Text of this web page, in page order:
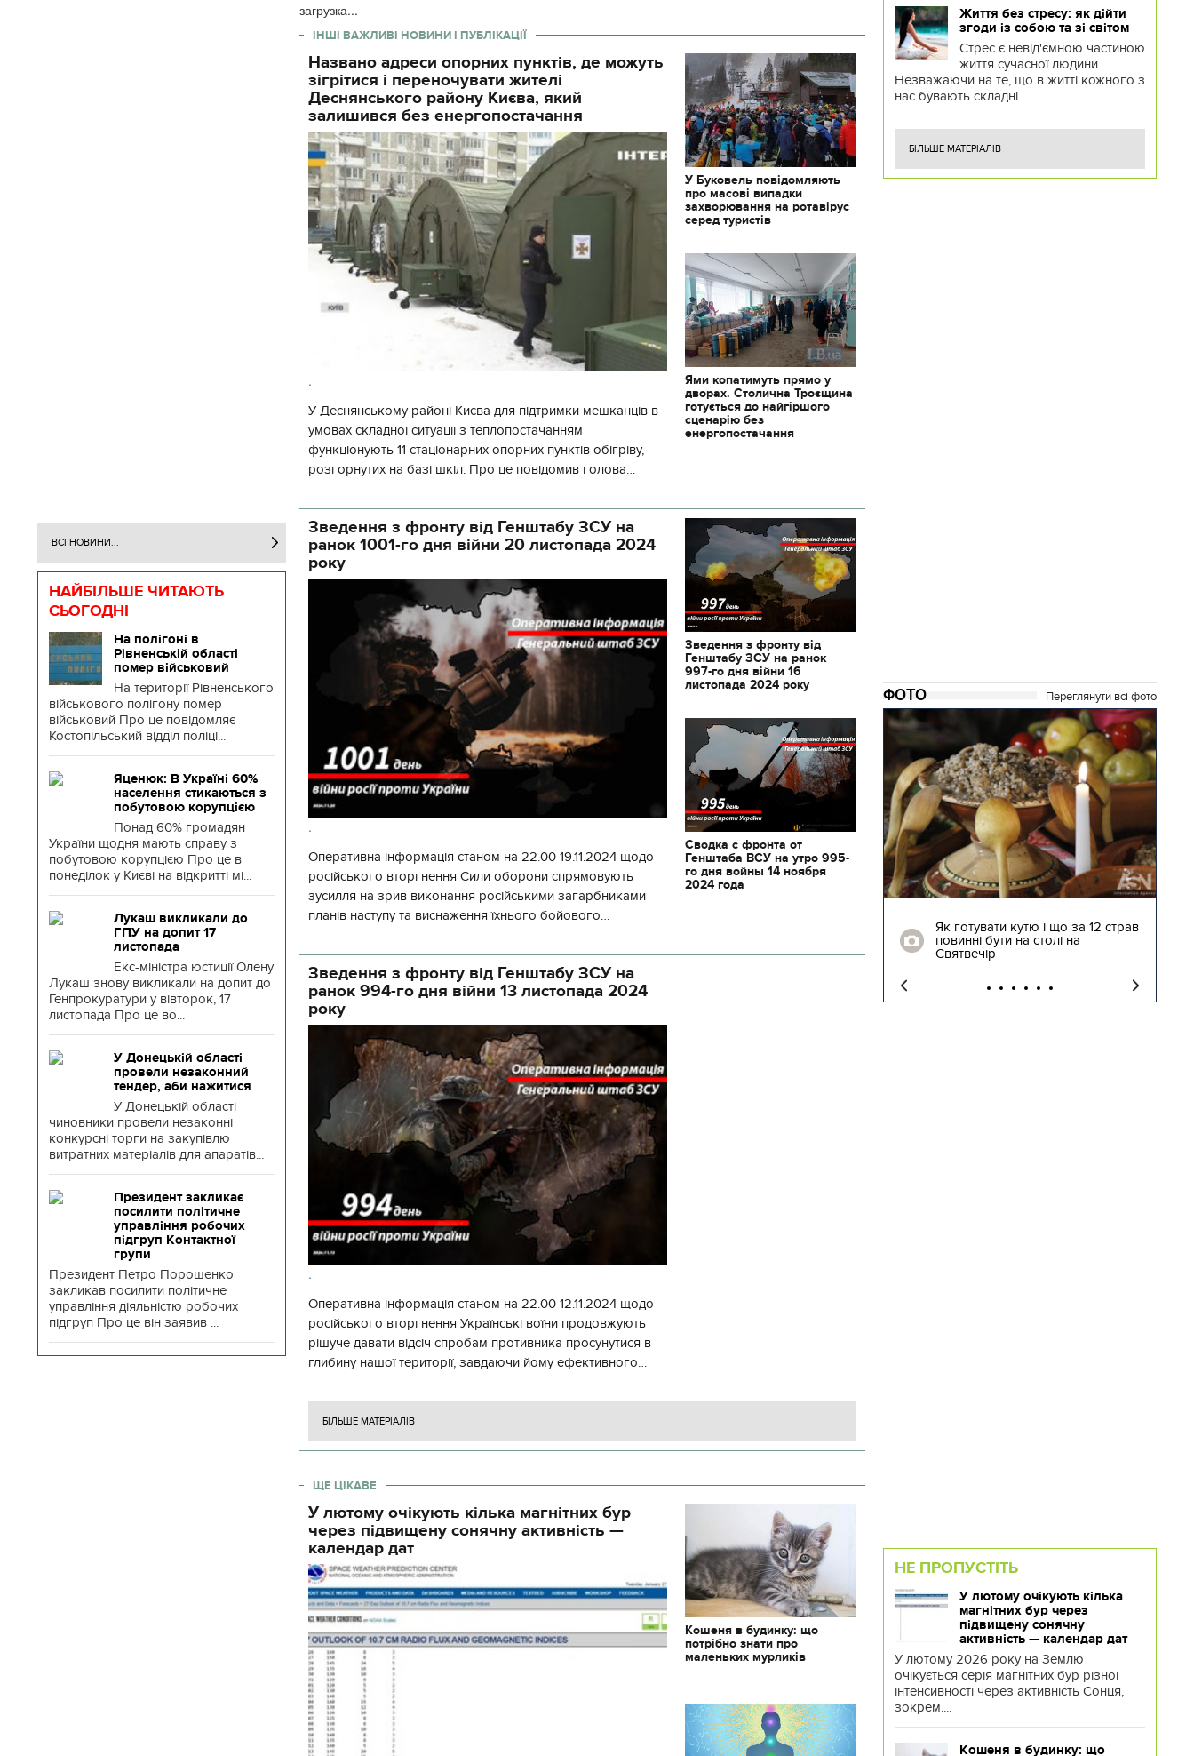
ВСІ НОВИНИ...
НАЙБІЛЬШЕ ЧИТАЮТЬ
СЬОГОДНІ
На полігоні в
Рівненській області
помер військовий
На території Рівненського
військового полігону помер
військовий Про це повідомляє
Костопільський відділ поліці...
Яценюк: В Україні 60%
населення стикаються з
побутовою корупцією
Понад 60% громадян
України щодня мають справу з
побутовою корупцією Про це в
понеділок у Києві на відкритті мі...
Лукаш викликали до
ГПУ на допит 17
листопада
Екс-міністра юстиції Олену
Лукаш знову викликали на допит до
Генпрокуратури у вівторок, 17
листопада Про це во...
У Донецькій області
провели незаконний
тендер, аби нажитися
У Донецькій області
чиновники провели незаконні
конкурсні торги на закупівлю
витратних матеріалів для апаратів...
Президент закликає
посилити політичне
управління робочих
підгруп Контактної
групи
Президент Петро Порошенко
закликав посилити політичне
управління діяльністю робочих
підгруп Про це він заявив ...
загрузка...
ІНШІ ВАЖЛИВІ НОВИНИ І ПУБЛІКАЦІЇ
Названо адреси опорних пунктів, де можуть
зігрітися і переночувати жителі
Деснянського району Києва, який
залишився без енергопостачання
.
У Деснянському районі Києва для підтримки мешканців в
умовах складної ситуації з теплопостачанням
функціонують 11 стаціонарних опорних пунктів обігріву,
розгорнутих на базі шкіл. Про це повідомив голова
У Буковель повідомляють
про масові випадки
захворювання на ротавірус
серед туристів
Ями копатимуть прямо у
дворах. Столична Троєщина
готується до найгіршого
сценарію без
енергопостачання
Зведення з фронту від Генштабу ЗСУ на
ранок 1001-го дня війни 20 листопада 2024
року
.
Оперативна інформація станом на 22.00 19.11.2024 щодо
російського вторгнення Сили оборони спрямовують
зусилля на зрив виконання російськими загарбниками
планів наступу та виснаження їхнього бойового
Зведення з фронту від
Генштабу ЗСУ на ранок
997-го дня війни 16
листопада 2024 року
Сводка с фронта от
Генштаба ВСУ на утро 995-
го дня войны 14 ноября
2024 года
Зведення з фронту від Генштабу ЗСУ на
ранок 994-го дня війни 13 листопада 2024
року
.
Оперативна інформація станом на 22.00 12.11.2024 щодо
російського вторгнення Українські воїни продовжують
рішуче давати відсіч спробам противника просунутися в
глибину нашої території, завдаючи йому ефективного
БІЛЬШЕ МАТЕРІАЛІВ
ЩЕ ЦІКАВЕ
У лютому очікують кілька магнітних бур
через підвищену сонячну активність —
календар дат
Кошеня в будинку: що
потрібно знати про
маленьких мурликів
Життя без стресу: як дійти
згоди із собою та зі світом
Стрес є невід'ємною частиною
життя сучасної людини
Незважаючи на те, що в житті кожного з
нас бувають складні ....
БІЛЬШЕ МАТЕРІАЛІВ
ФОТО Переглянути всі фото
застава"
Як готувати кутю і що за 12 страв
повинні бути на столі на
Святвечір
НЕ ПРОПУСТІТЬ
У лютому очікують кілька
магнітних бур через
підвищену сонячну
активність — календар дат
У лютому 2026 року на Землю
очікується серія магнітних бур різної
інтенсивності через активність Сонця,
зокрем....
Кошеня в будинку: що